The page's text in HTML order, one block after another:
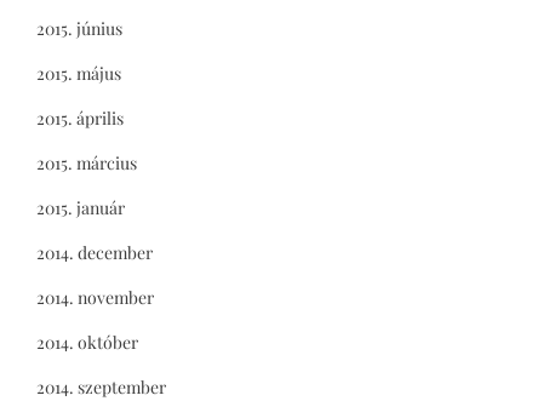
2015. június
2015. május
2015. április
2015. március
2015. január
2014. december
2014. november
2014. október
2014. szeptember